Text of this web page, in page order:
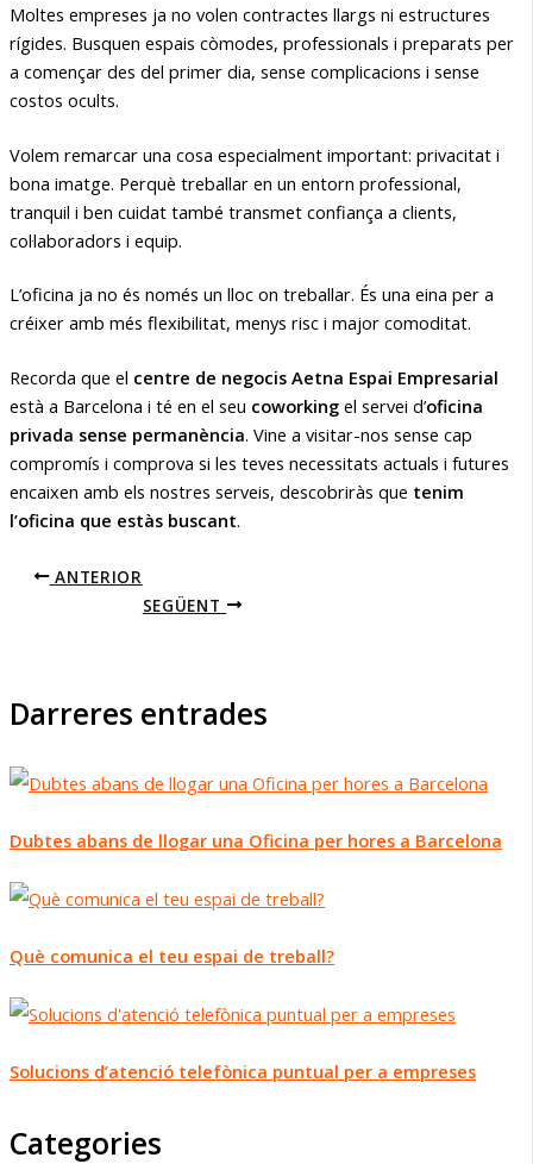
Moltes empreses ja no volen contractes llargs ni estructures
rígides. Busquen espais còmodes, professionals i preparats per
a començar des del primer dia, sense complicacions i sense
costos ocults.
Volem remarcar una cosa especialment important: privacitat i
bona imatge. Perquè treballar en un entorn professional,
tranquil i ben cuidat també transmet confiança a clients,
col·laboradors i equip.
L’oficina ja no és només un lloc on treballar. És una eina per a
créixer amb més flexibilitat, menys risc i major comoditat.
Recorda que el centre de negocis Aetna Espai Empresarial
està a Barcelona i té en el seu coworking el servei d’oficina
privada sense permanència. Vine a visitar-nos sense cap
compromís i comprova si les teves necessitats actuals i futures
encaixen amb els nostres serveis, descobriràs que tenim
l’oficina que estàs buscant.
ANTERIOR
SEGÜENT
Darreres entrades
Dubtes abans de llogar una Oficina per hores a Barcelona
Què comunica el teu espai de treball?
Solucions d’atenció telefònica puntual per a empreses
Categories